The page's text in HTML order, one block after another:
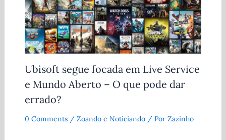
Ubisoft segue focada em Live Service
e Mundo Aberto – O que pode dar
errado?
0 Comments / Zoando e Noticiando/ Por Zazinho